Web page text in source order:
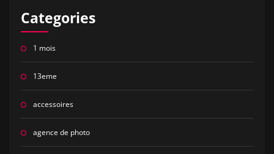
Categories
1 mois
13eme
accessoires
agence de photo